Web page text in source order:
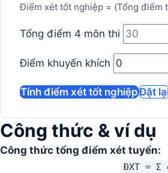
Máy
tính
Điểm xét tốt nghiệp = (Tổng điểm
Tổng điểm 4 môn thi
Điểm khuyến khích
Tính điểm xét tốt nghiệpĐặt
Công thức & ví dụ
Công thức tổng điểm xét tuyển:
ĐXT = Σ